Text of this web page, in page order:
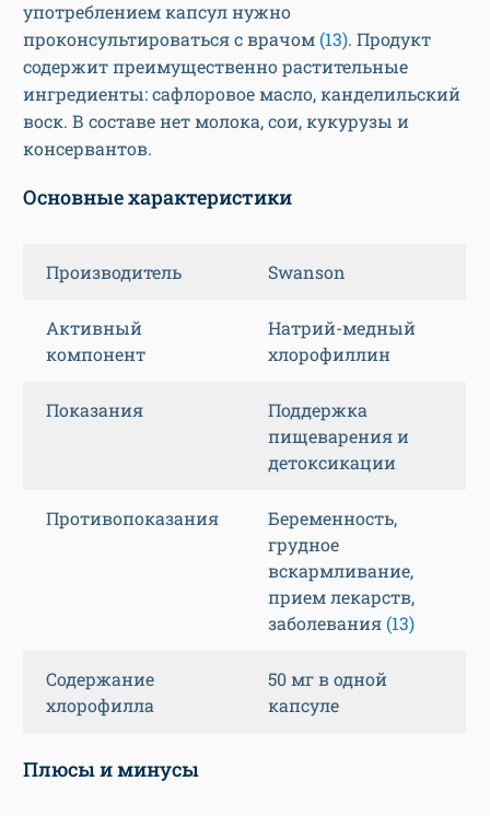
употреблением капсул нужно
проконсультироваться с врачом (13). Продукт
содержит преимущественно растительные
ингредиенты: сафлоровое масло, канделильский
воск. В составе нет молока, сои, кукурузы и
консервантов.
Основные характеристики
Производитель Swanson
Активный
компонент
Натрий-медный
хлорофиллин
Показания
Поддержка
пищеварения и
детоксикации
Противопоказания
Беременность,
грудное
вскармливание,
прием лекарств,
заболевания (13)
Содержание
хлорофилла
50 мг в одной
капсуле
Плюсы и минусы